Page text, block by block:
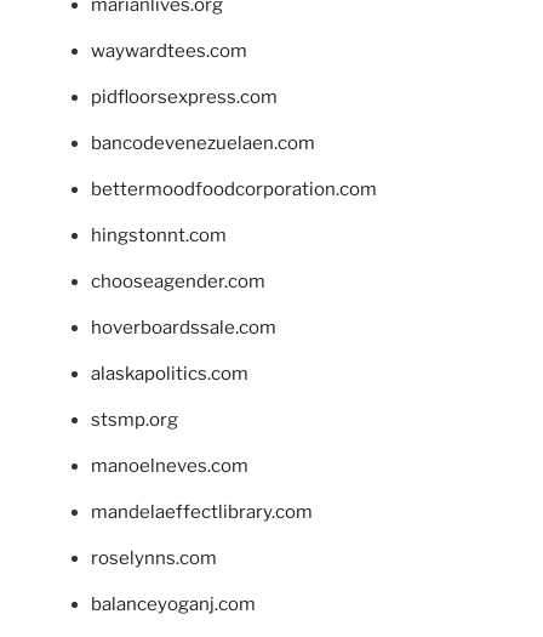
marianlives.org
waywardtees.com
pidfloorsexpress.com
bancodevenezuelaen.com
bettermoodfoodcorporation.com
hingstonnt.com
chooseagender.com
hoverboardssale.com
alaskapolitics.com
stsmp.org
manoelneves.com
mandelaeffectlibrary.com
roselynns.com
balanceyoganj.com